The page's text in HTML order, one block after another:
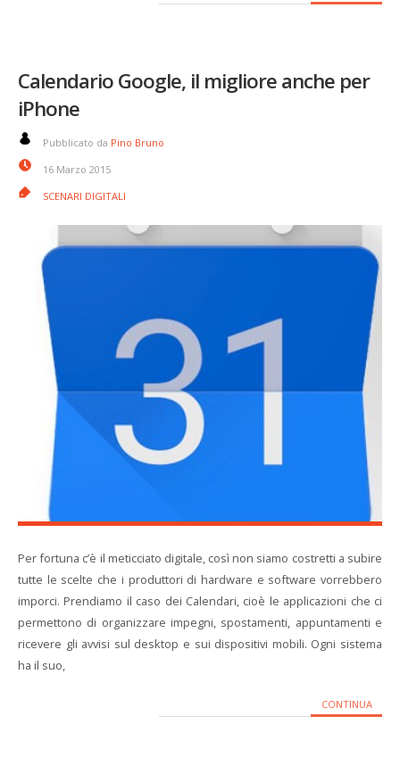
Calendario Google, il migliore anche per
iPhone
Pubblicato da Pino Bruno
16 Marzo 2015
SCENARI DIGITALI
Per fortuna c’è il meticciato digitale, così non siamo costretti a subire
tutte le scelte che i produttori di hardware e software vorrebbero
imporci. Prendiamo il caso dei Calendari, cioè le applicazioni che ci
permettono di organizzare impegni, spostamenti, appuntamenti e
ricevere gli avvisi sul desktop e sui dispositivi mobili. Ogni sistema
ha il suo,
CONTINUA